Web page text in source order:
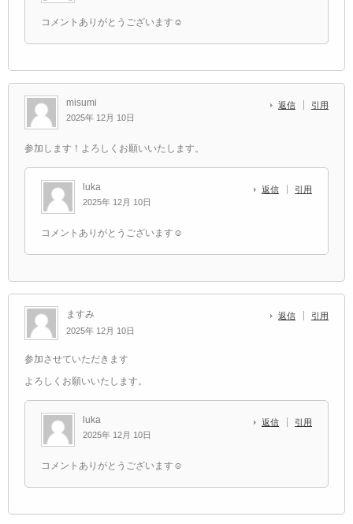
コメントありがとうございます☺️
misumi
2025年 12月 10日
返信 引用
参加します！よろしくお願いいたします。
luka
2025年 12月 10日
返信 引用
コメントありがとうございます☺️
ますみ
2025年 12月 10日
返信 引用
参加させていただきます
よろしくお願いいたします。
luka
2025年 12月 10日
返信 引用
コメントありがとうございます☺️